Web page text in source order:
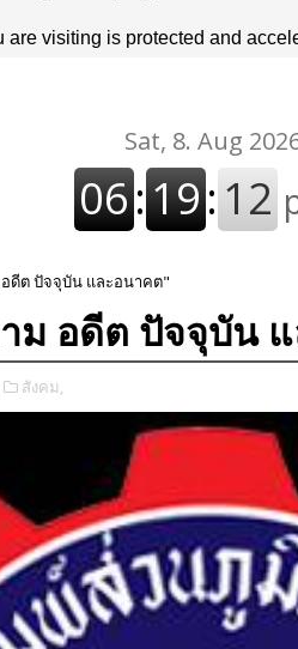
ดีต ปัจจุบัน และอนาคต"
ม อดีต ปัจจุบัน
สังคม,